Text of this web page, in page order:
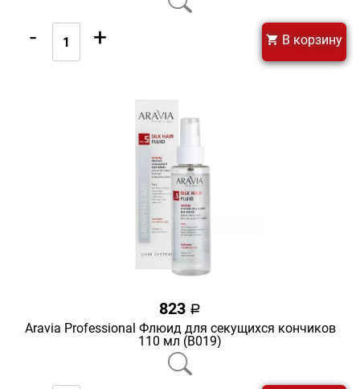
- + В корзину
823 a
Aravia Professional Флюид для секущихся кончиков
110 мл (В019)